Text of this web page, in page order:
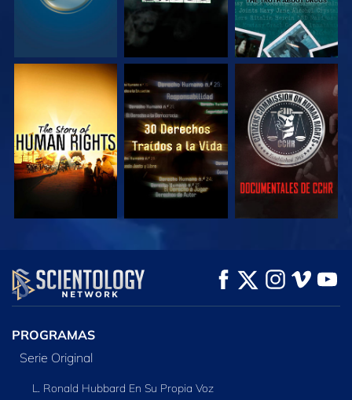
VE VE VE
VE
EXPLORA LAS
SERIES
PROGRAMAS
Serie Original
L. Ronald Hubbard En Su Propia Voz